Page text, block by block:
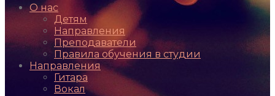
О нас
Детям
Направления
Преподаватели
Правила обучения в студии
Направления
Гитара
Вокал